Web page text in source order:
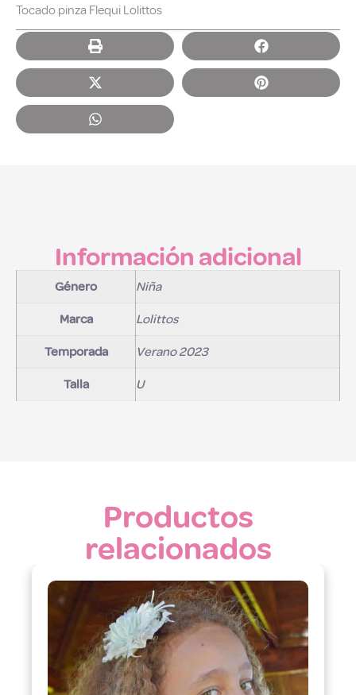
Tocado pinza Flequi Lolittos
Información adicional
Género Niña
Marca Lolittos
Temporada Verano 2023
Talla U
Productos
relacionados